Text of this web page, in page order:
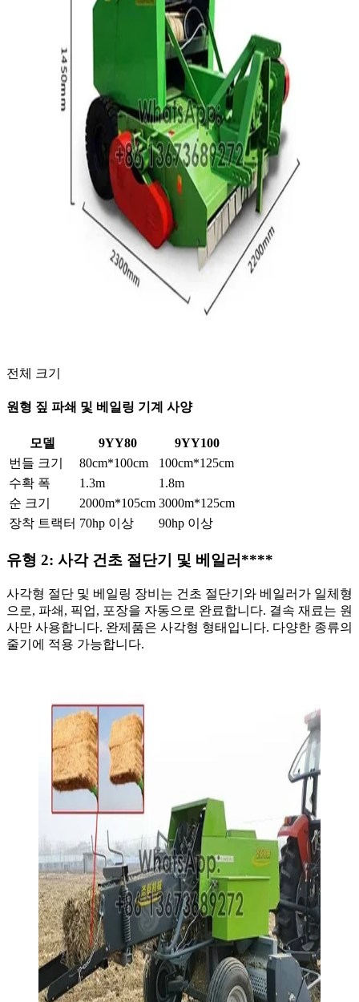
전체 크기
원형 짚 파쇄 및 베일링 기계 사양
모델 9YY80
9YY100
번들 크기
80cm*100cm
100cm*125cm
수확 폭
1.3m
1.8m
순 크기
2000m*105cm 3000m*125cm
장착 트랙터 70hp 이상 90hp 이상
유형 2: 사각 건초 절단기 및 베일러 ****
사각형 절단 및 베일링 장비는 건초 절단기와 베일러가 일체형
으로, 파쇄, 픽업, 포장을 자동으로 완료합니다. 결속 재료는 원
사만 사용합니다. 완제품은 사각형 형태입니다. 다양한 종류의
줄기에 적용 가능합니다.